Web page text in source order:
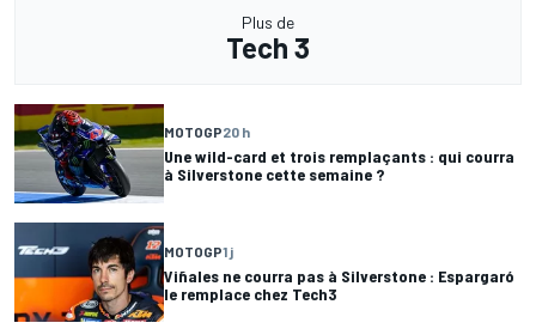
Plus de
Tech 3
MOTOGP20 h
Une wild-card et trois remplaçants : qui courra
à Silverstone cette semaine ?
MOTOGP1 j
Viñales ne courra pas à Silverstone : Espargaró
le remplace chez Tech3